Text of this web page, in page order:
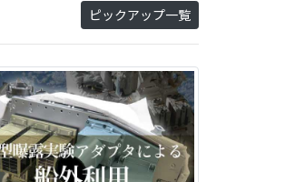
ピックアップ一覧